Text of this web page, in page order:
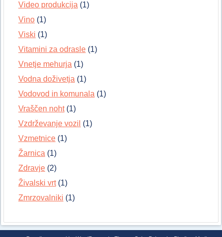
Video produkcija (1)
Vino (1)
Viski (1)
Vitamini za odrasle (1)
Vnetje mehurja (1)
Vodna doživetja (1)
Vodovod in komunala (1)
Vraščen noht(1)
Vzdrževanje vozil (1)
Vzmetnice (1)
Žarnica (1)
Zdravje (2)
Živalski vrt(1)
Zmrzovalniki (1)